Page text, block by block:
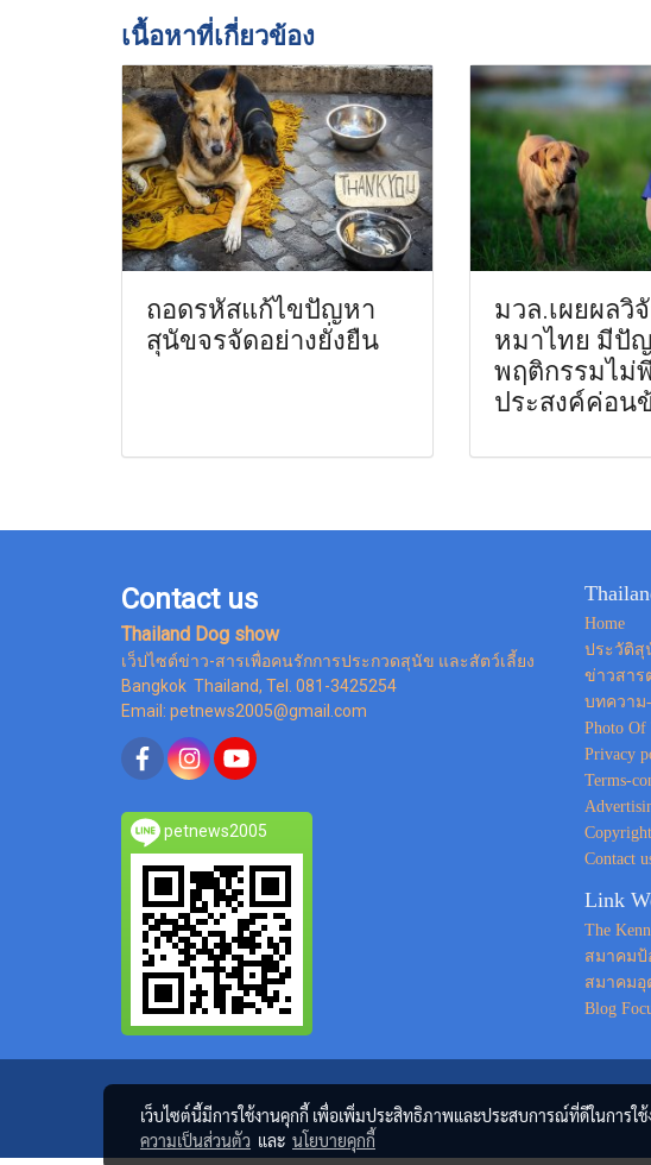
เนื้อหาที่เกี่ยวข้อง
ถอดรหัสแก้ไขปัญหา
สุนัขจรจัดอย่างยั่งยืน
มวล.เผยผลวิ
หมาไทย มีปั
พฤติกรรมไม่
ประสงค์ค่อน
Contact us
Thailand Dog show
เว็ปไซต์ข่าว-สารเพื่อคนรักการประกวดสุนัข และสัตว์เลี้ยง
Bangkok Thailand, Tel. 081-3425254
Email: petnews2005@gmail.com
petnews2005
Home
ประวัติสุ
ข่าวสาร
บทความ
Photo Of
Privacy
Terms-
Contact
Link
The
สมาคมป้
สมาคมอุ
Blog
เว็บไซต์นี้มีการใช้งานคุกกี้ เพื่อเพิ่มประสิทธิภาพและประสบการณ์ที่ดีในการใ
ความเป็นส่วนตัว และ นโยบายคุกกี้